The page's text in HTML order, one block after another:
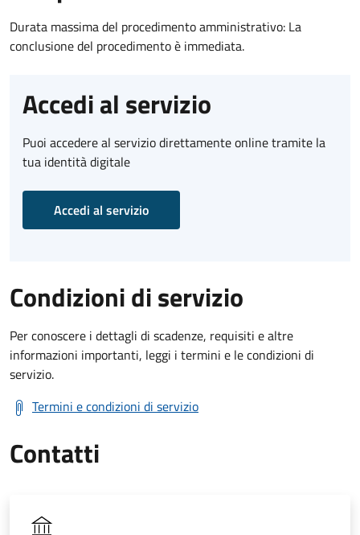
Durata massima del procedimento amministrativo: La
conclusione del procedimento è immediata.
Accedi al servizio
Puoi accedere al servizio direttamente online tramite la
tua identità digitale
Accedi al servizio
Condizioni di servizio
Per conoscere i dettagli di scadenze, requisiti e altre
informazioni importanti, leggi i termini e le condizioni di
servizio.
Termini e condizioni di servizio
Contatti